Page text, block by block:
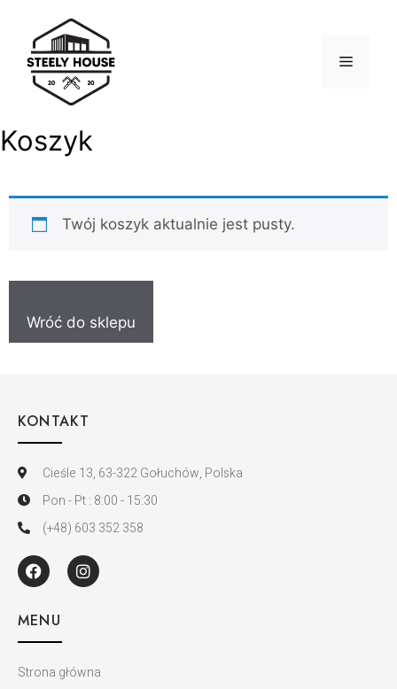
Koszyk
Twój koszyk aktualnie jest pusty.
Wróć do sklepu
KONTAKT
Cieśle 13, 63-322 Gołuchów, Polska
Pon - Pt : 8:00 - 15:30
(+48) 603 352 358
MENU
Strona główna